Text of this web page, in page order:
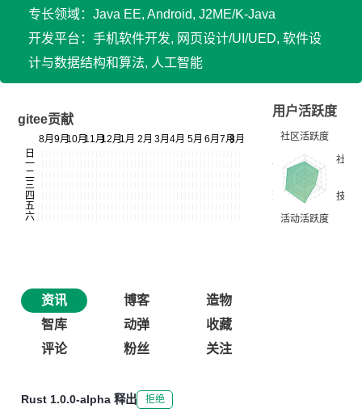
专长领域：Java EE, Android, J2ME/K-Java
开发平台：手机软件开发, 网页设计/UI/UED, 软件设
计与数据结构和算法, 人工智能
gitee贡献
用户活跃度
资讯 博客
造物
智库
动弹
收藏
评论
粉丝 关注
Rust 1.0.0-alpha 释出 拒绝